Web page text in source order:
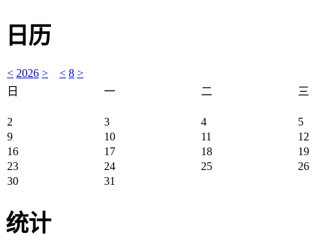
日历
< 2026 > < 8 >
日
一 二 三
2 3 4
5
9
10 11
12
16
17 18
19
23
24 25
26
30
31
统计